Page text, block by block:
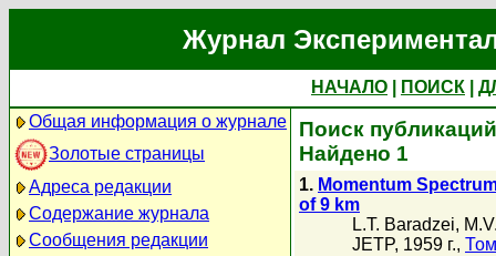
Журнал
НАЧАЛО ПОИСК
Общая информация о журнале
Золотые страницы
Адреса редакции
Содержание журнала
Сообщения редакции
Поиск
Найдено 1
1. Momentum
of 9 km
L.T. Baradzei,
JETP, 1959 г.,